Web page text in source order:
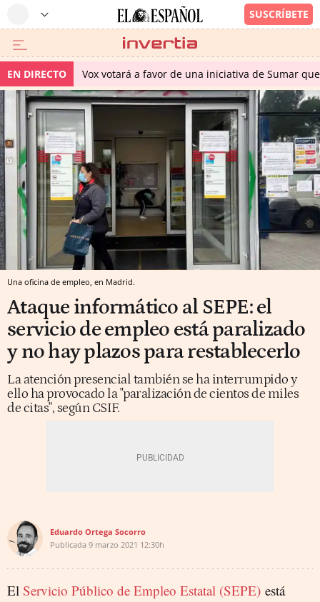
EN DIRECTO Vox votará a favor de una iniciativa de Sumar
Una oficina de empleo, en Madrid.
Ataque informático al SEPE: el
servicio de empleo está paralizado
y no hay plazos para restablecerlo
La atención presencial también se ha interrumpido y
ello ha provocado la "paralización de cientos de miles
de citas", según CSIF.
Eduardo Ortega Socorro
Publicada 9 marzo 2021 12:30h
El Servicio Público de Empleo Estatal (SEPE) está